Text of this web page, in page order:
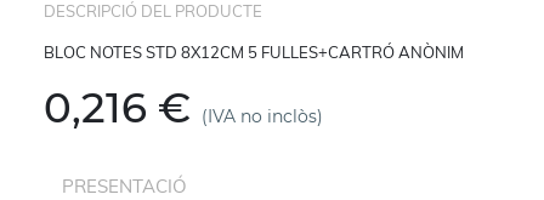
DESCRIPCIÓ DEL PRODUCTE
BLOC NOTES STD 8X12CM 5 FULLES+CARTRÓ ANÒNIM
0,216 € (IVA no inclòs)
PRESENTACIÓ